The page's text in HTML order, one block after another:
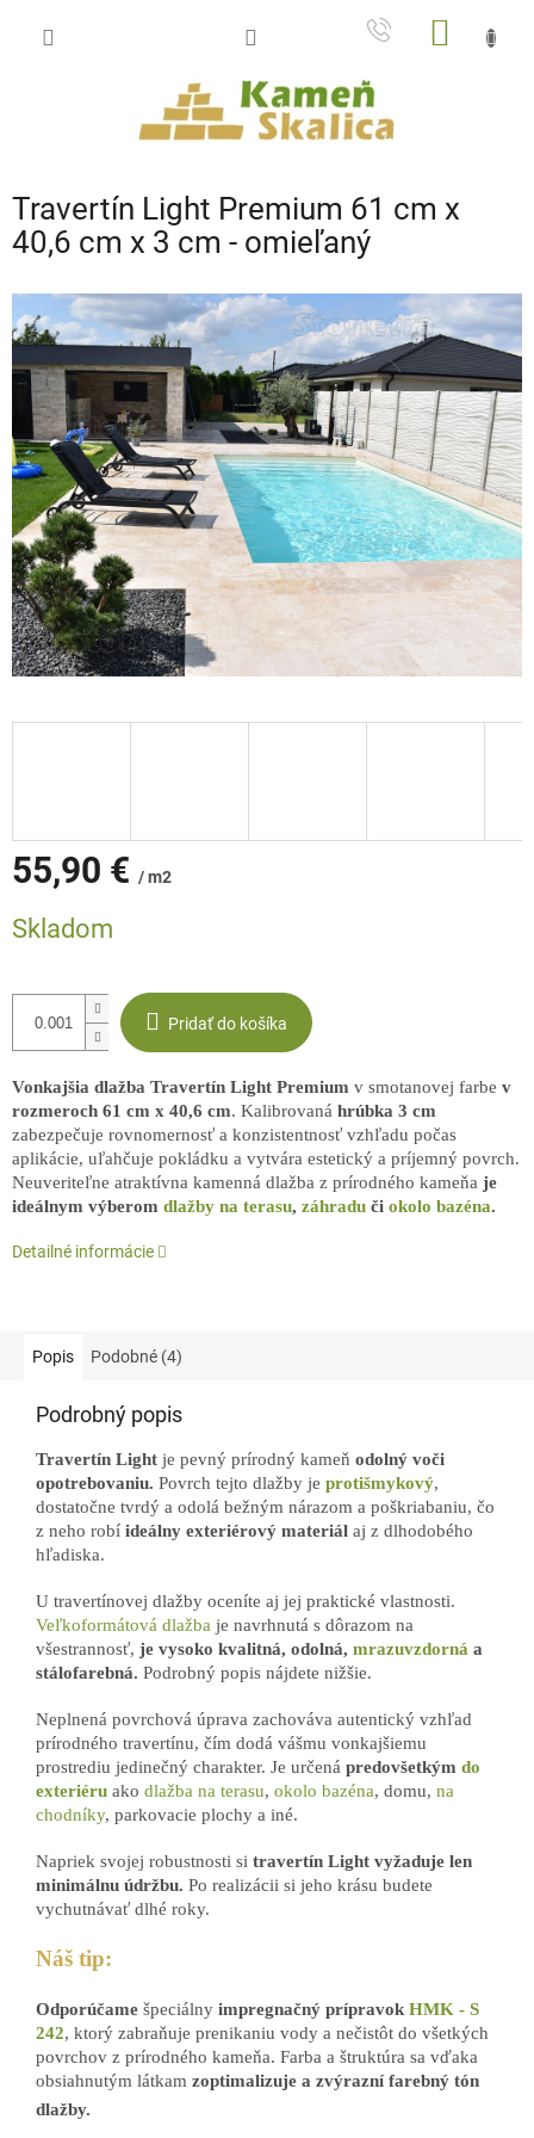
Travertín Light Premium 61 cm x
40,6 cm x 3 cm - omieľaný
55,90 € / m2
cena:
Skladom
Pridať do košíka
Vonkajšia dlažba Travertín Light Premium v smotanovej farbe v
rozmeroch 61 cm x 40,6 cm. Kalibrovaná hrúbka 3 cm
zabezpečuje rovnomernosť a konzistentnosť vzhľadu počas
aplikácie, uľahčuje pokládku a vytvára estetický a príjemný povrch.
Neuveriteľne atraktívna kamenná dlažba z prírodného kameňa je
ideálnym výberom dlažby na terasu, záhradu či okolo bazéna.
Detailné informácie
Popis Podobné (4)
Podrobný popis
Travertín Light je pevný prírodný kameň odolný voči
opotrebovaniu. Povrch tejto dlažby je protišmykový,
dostatočne tvrdý a odolá bežným nárazom a poškriabaniu, čo
z neho robí ideálny exteriérový materiál aj z dlhodobého
hľadiska.
U travertínovej dlažby oceníte aj jej praktické vlastnosti.
Veľkoformátová dlažba je navrhnutá s dôrazom na
všestrannosť, je vysoko kvalitná, odolná, mrazuvzdorná a
stálofarebná. Podrobný popis nájdete nižšie.
Neplnená povrchová úprava zachováva autentický vzhľad
prírodného travertínu, čím dodá vášmu vonkajšiemu
prostrediu jedinečný charakter. Je určená predovšetkým do
exteriéru ako dlažba na terasu, okolo bazéna, domu, na
chodníky, parkovacie plochy a iné.
Napriek svojej robustnosti si travertín Light vyžaduje len
minimálnu údržbu. Po realizácii si jeho krásu budete
vychutnávať dlhé roky.
Náš tip:
Odporúčame špeciálny impregnačný prípravok HMK - S
242, ktorý zabraňuje prenikaniu vody a nečistôt do všetkých
povrchov z prírodného kameňa. Farba a štruktúra sa vďaka
obsiahnutým látkam zoptimalizuje a zvýrazní farebný tón
dlažby.